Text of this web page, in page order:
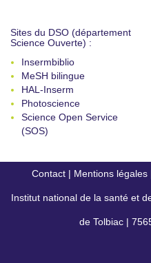
Sites du DSO (département
Science Ouverte) :
Insermbiblio
MeSH bilingue
HAL-Inserm
Photoscience
Science Open Service
(SOS)
Contact | Mentions légales
Institut national de la santé et
de Tolbiac |